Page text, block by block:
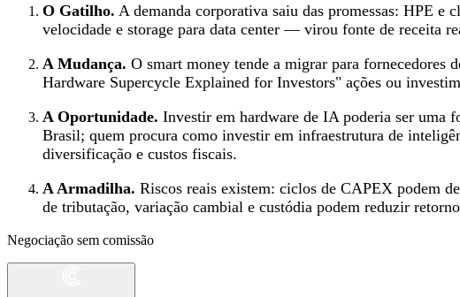
O Gatilho. A demanda corporativa saiu das promessas: HPE
velocidade e storage para data center — virou fonte de receita
A Mudança. O smart money tende a migrar para fornecedores
Hardware Supercycle Explained for Investors" ações ou
A Oportunidade. Investir em hardware de IA poderia ser uma
Brasil; quem procura como investir em infraestrutura de
diversificação e custos fiscais.
A Armadilha. Riscos reais existem: ciclos de CAPEX podem
de tributação, variação cambial e custódia podem reduzir
Negociação sem comissão